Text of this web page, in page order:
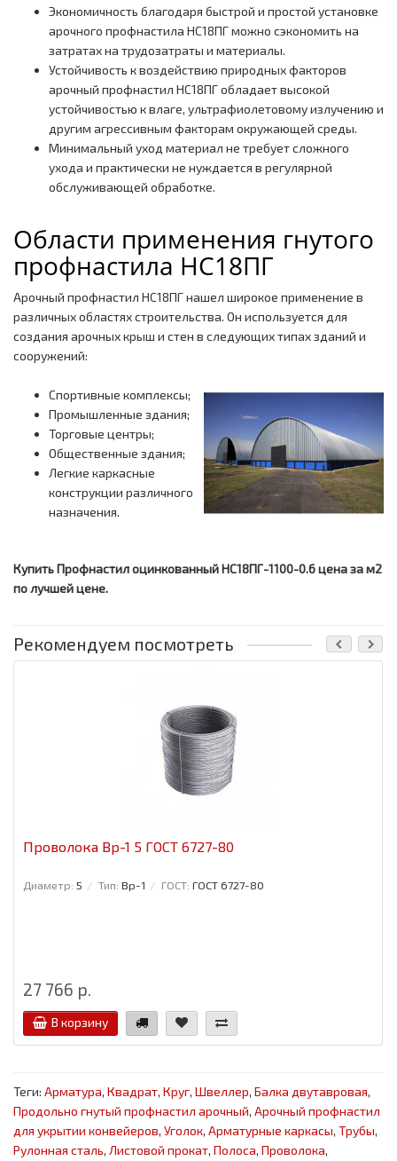
Экономичность благодаря быстрой и простой установке
арочного профнастила НС18ПГ можно сэкономить на
затратах на трудозатраты и материалы.
Устойчивость к воздействию природных факторов
арочный профнастил НС18ПГ обладает высокой
устойчивостью к влаге, ультрафиолетовому излучению и
другим агрессивным факторам окружающей среды.
Минимальный уход материал не требует сложного
ухода и практически не нуждается в регулярной
обслуживающей обработке.
Области применения гнутого
профнастила НС18ПГ
Арочный профнастил НС18ПГ нашел широкое применение в
различных областях строительства. Он используется для
создания арочных крыш и стен в следующих типах зданий и
сооружений:
Спортивные комплексы;
Промышленные здания;
Торговые центры;
Общественные здания;
Легкие каркасные
конструкции различного
назначения.
Купить Профнастил оцинкованный НС18ПГ-1100-0.6 цена за м2
по лучшей цене.
Рекомендуем посмотреть
Проволока Вр-1 5 ГОСТ 6727-80
Диаметр: 5 Тип: Вр-1 ГОСТ: ГОСТ 6727-80
27 766 р.
В корзину
Теги: Арматура, Квадрат, Круг, Швеллер, Балка двутавровая,
Продольно гнутый профнастил арочный, Арочный профнастил
для укрытии конвейеров, Уголок, Арматурные каркасы, Трубы,
Рулонная сталь, Листовой прокат, Полоса, Проволока,